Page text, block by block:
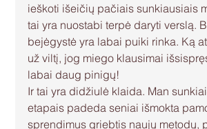
ieškoti išeičių pačiais sunkiausiais
tai yra nuostabi terpė daryti verslą.
bejėgystė yra labai puiki rinka. Ką
už viltį, jog miego klausimai
labai daug pinigų!
Ir tai yra didžiulė klaida. Man
etapais padeda seniai išmokta
sprendimus griebtis naujų metodų,